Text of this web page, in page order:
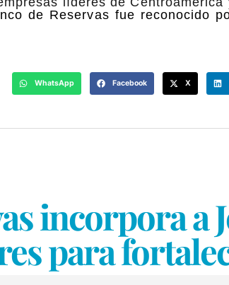
de Reservas fue reconocido
WhatsApp Facebook X
incorpora a
para